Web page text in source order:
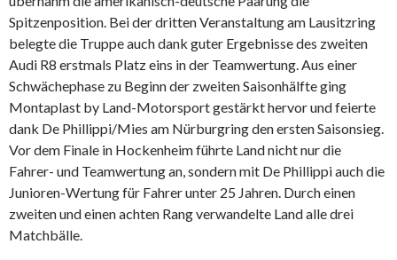
Spitzenposition. Bei der dritten Veranstaltung am Lausitzring
belegte die Truppe auch dank guter Ergebnisse des zweiten
Audi R8 erstmals Platz eins in der Teamwertung. Aus einer
Schwächephase zu Beginn der zweiten Saisonhälfte ging
Montaplast by Land-Motorsport gestärkt hervor und feierte
dank De Phillippi/Mies am Nürburgring den ersten Saisonsieg.
Vor dem Finale in Hockenheim führte Land nicht nur die
Fahrer- und Teamwertung an, sondern mit De Phillippi auch die
Junioren-Wertung für Fahrer unter 25 Jahren. Durch einen
zweiten und einen achten Rang verwandelte Land alle drei
Matchbälle.